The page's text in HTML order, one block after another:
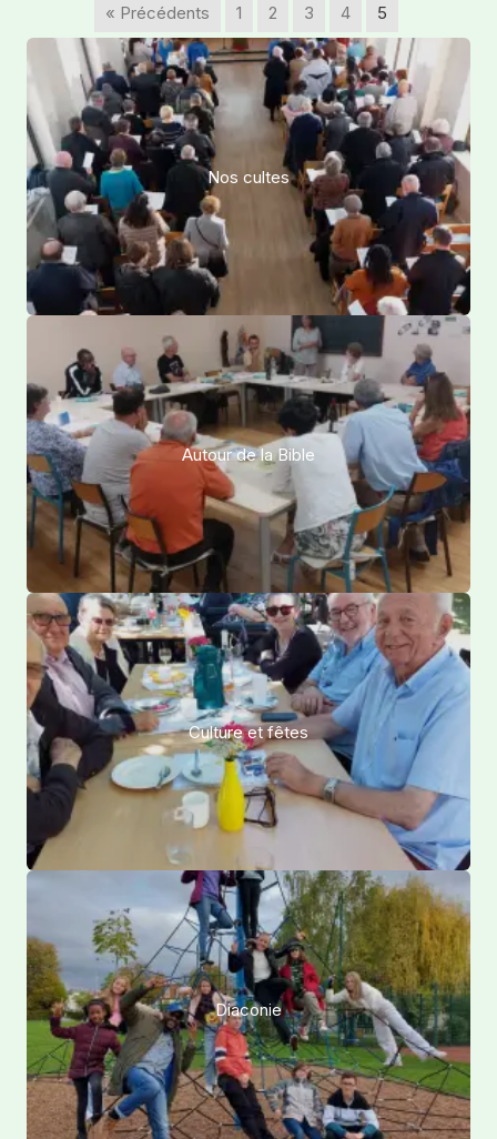
« Précédents 1 2 3 4 5
Nos cultes
Autour de la Bible
Culture et fêtes
Diaconie